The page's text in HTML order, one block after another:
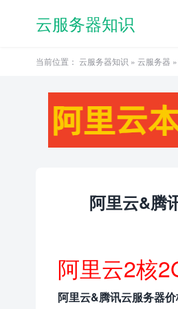
云服务器知识
当前位置： 云服务器知识 » 云服务器
阿里云&腾
阿里云2核
阿里云&腾讯云服务器